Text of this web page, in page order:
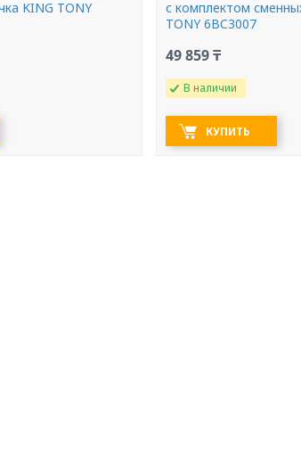
KING TONY
с комплектом
TONY 6BC3007
49 859 ₸
В наличии
КУПИТЬ